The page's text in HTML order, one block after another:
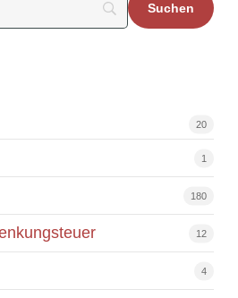
20
1
180
12
4